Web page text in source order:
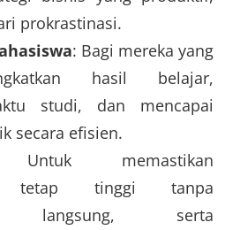
prokrastinasi.
: Bagi mereka yang
hasil belajar,
studi, dan mencapai
secara efisien.
memastikan
tetap tinggi tanpa
langsung, serta